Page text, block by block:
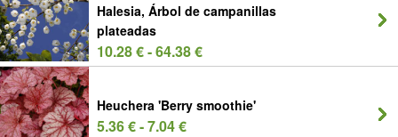
Halesia, Árbol de campanillas
plateadas
10.28 € - 64.38 €
Heuchera 'Berry smoothie'
5.36 € - 7.04 €